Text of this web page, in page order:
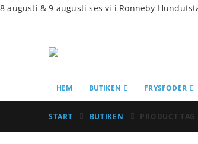
8 augusti & 9 augusti ses vi i Ronneby
HEM BUTIKEN FRYSFODER
START BUTIKEN PRODUCT TAG